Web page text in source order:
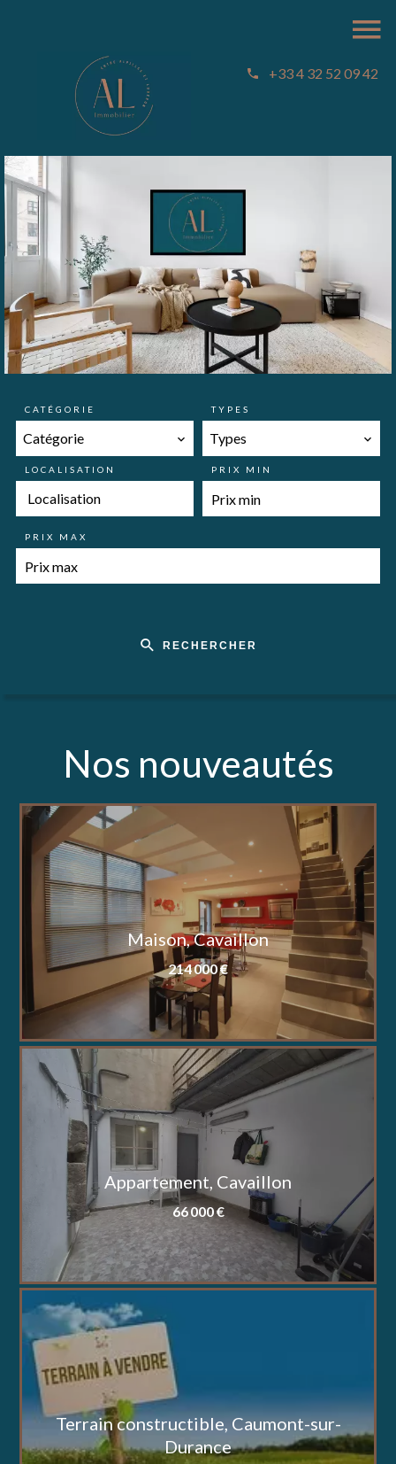
+33 4 32 52 09 42
CATÉGORIE
Catégorie
TYPES
Types
LOCALISATION
Localisation
PRIX MIN
PRIX MAX
RECHERCHER
Nos nouveautés
Maison, Cavaillon
214 000 €
Appartement, Cavaillon
66 000 €
Terrain constructible, Caumont-sur-
Durance